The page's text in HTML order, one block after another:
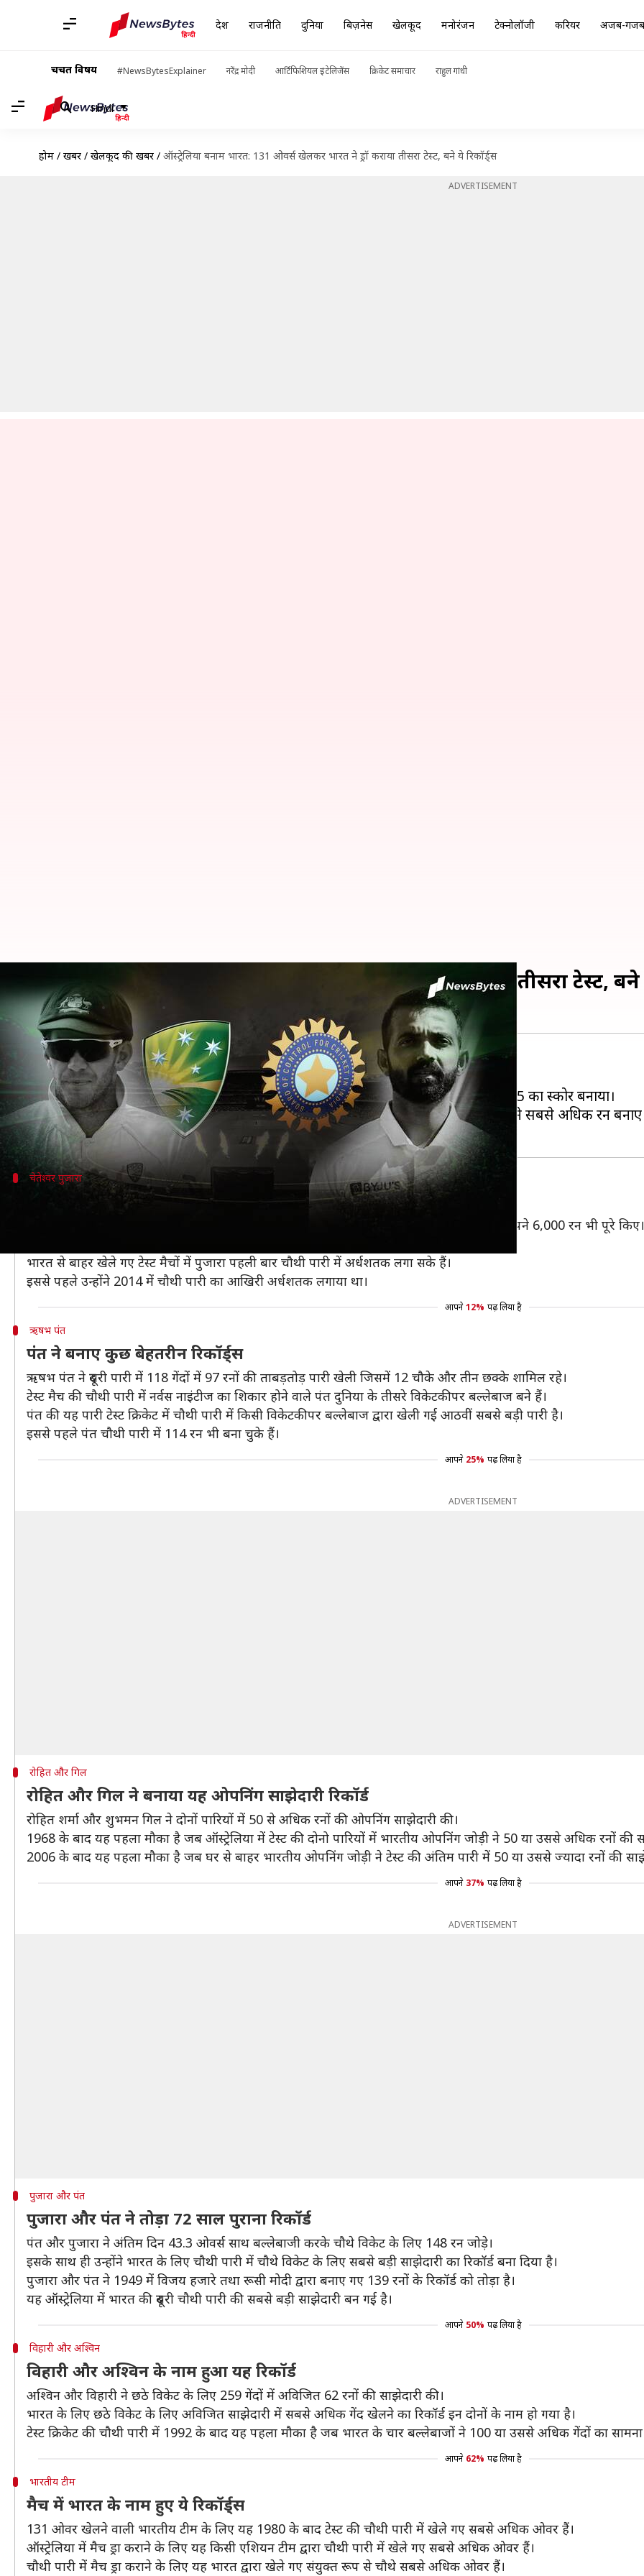
देश राजनीति दुनिया बिज़नेस खेलकूद मनोरंजन टेक्नोलॉजी करियर अजब-गजब
चर्चित विषय #NewsBytesExplainer नरेंद्र मोदी आर्टिफिशियल इंटेलिजेंस क्रिकेट समाचार राहुल गांधी
Hindi
होम / खबरें / खेलकूद की खबरें / ऑस्ट्रेलिया बनाम भारत: 131 ओवर्स खेलकर भारत ने ड्रॉ कराया तीसरा टेस्ट, बने ये रिकॉर्ड्स
ADVERTISEMENT
ऑस्ट्रेलिया बनाम भारत: 131 ओवर्स खेलकर भारत ने ड्रॉ कराया तीसरा टेस्ट, बने
लेखन Neeraj Pandey Jan 11, 2021
क्या है खबर?
ऑस्ट्रेलिया और भारत के बीच सिडनी में खेला गया तीसरा टेस्ट मुकाबला ड्रॉ पर समाप्त हुआ है।
मेजबान टीम ने भारत को 407 रनों का विशाल लक्ष्य दिया था जिसके जवाब में भारतीय टीम ने 334/5 का स्कोर बनाया।
भारत ने कुल 131 ओवर्स बल्लेबाजी करके मुकाबला ड्रॉ कराया। भारत की ओर से ऋषभ पंत (97) ने सबसे अधिक रन
चेतेश्वर पुजारा
6,000 टेस्ट रन बनाने वाले 11वें भारतीय बने पुजारा
चेतेश्वर पुजारा ने दूसरी पारी में 77 और पहली पारी में 50 रन बनाए। इसी के साथ उन्होंने टेस्ट क्रिकेट में अपने 6,000 रन भी पूरे किए।
भारत से बाहर खेले गए टेस्ट मैचों में पुजारा पहली बार चौथी पारी में अर्धशतक लगा सके हैं।
इससे पहले उन्होंने 2014 में चौथी पारी का आखिरी अर्धशतक लगाया था।
आपने 12% पढ़ लिया है
ऋषभ पंत
पंत ने बनाए कुछ बेहतरीन रिकॉर्ड्स
ऋषभ पंत ने दूसरी पारी में 118 गेंदों में 97 रनों की ताबड़तोड़ पारी खेली जिसमें 12 चौके और तीन छक्के शामिल रहे।
टेस्ट मैच की चौथी पारी में नर्वस नाइंटीज का शिकार होने वाले पंत दुनिया के तीसरे विकेटकीपर बल्लेबाज बने हैं।
पंत की यह पारी टेस्ट क्रिकेट में चौथी पारी में किसी विकेटकीपर बल्लेबाज द्वारा खेली गई आठवीं सबसे बड़ी पारी है।
इससे पहले पंत चौथी पारी में 114 रन भी बना चुके हैं।
आपने 25% पढ़ लिया है
ADVERTISEMENT
रोहित और गिल
रोहित और गिल ने बनाया यह ओपनिंग साझेदारी रिकॉर्ड
रोहित शर्मा और शुभमन गिल ने दोनों पारियों में 50 से अधिक रनों की ओपनिंग साझेदारी की।
1968 के बाद यह पहला मौका है जब ऑस्ट्रेलिया में टेस्ट की दोनो पारियों में भारतीय ओपनिंग जोड़ी ने 50 या उससे अधिक रनों की
2006 के बाद यह पहला मौका है जब घर से बाहर भारतीय ओपनिंग जोड़ी ने टेस्ट की अंतिम पारी में 50 या उससे ज्यादा रनों की
आपने 37% पढ़ लिया है
ADVERTISEMENT
पुजारा और पंत
पुजारा और पंत ने तोड़ा 72 साल पुराना रिकॉर्ड
पंत और पुजारा ने अंतिम दिन 43.3 ओवर्स साथ बल्लेबाजी करके चौथे विकेट के लिए 148 रन जोड़े।
इसके साथ ही उन्होंने भारत के लिए चौथी पारी में चौथे विकेट के लिए सबसे बड़ी साझेदारी का रिकॉर्ड बना दिया है।
पुजारा और पंत ने 1949 में विजय हजारे तथा रूसी मोदी द्वारा बनाए गए 139 रनों के रिकॉर्ड को तोड़ा है।
यह ऑस्ट्रेलिया में भारत की दूसरी चौथी पारी की सबसे बड़ी साझेदारी बन गई है।
आपने 50% पढ़ लिया है
विहारी और अश्विन
विहारी और अश्विन के नाम हुआ यह रिकॉर्ड
अश्विन और विहारी ने छठे विकेट के लिए 259 गेंदों में अविजित 62 रनों की साझेदारी की।
भारत के लिए छठे विकेट के लिए अविजित साझेदारी में सबसे अधिक गेंद खेलने का रिकॉर्ड इन दोनों के नाम हो गया है।
टेस्ट क्रिकेट की चौथी पारी में 1992 के बाद यह पहला मौका है जब भारत के चार बल्लेबाजों ने 100 या उससे अधिक गेंदों का सामना
आपने 62% पढ़ लिया है
भारतीय टीम
मैच में भारत के नाम हुए ये रिकॉर्ड्स
131 ओवर खेलने वाली भारतीय टीम के लिए यह 1980 के बाद टेस्ट की चौथी पारी में खेले गए सबसे अधिक ओवर हैं।
ऑस्ट्रेलिया में मैच ड्रा कराने के लिए यह किसी एशियन टीम द्वारा चौथी पारी में खेले गए सबसे अधिक ओवर हैं।
चौथी पारी में मैच ड्रा कराने के लिए यह भारत द्वारा खेले गए संयुक्त रूप से चौथे सबसे अधिक ओवर हैं।